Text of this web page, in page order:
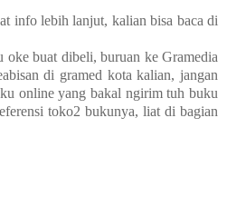
info lebih lanjut, kalian bisa baca di
buat dibeli, buruan ke Gramedia
di gramed kota kalian, jangan
online yang bakal ngirim tuh buku
toko2 bukunya, liat di bagian